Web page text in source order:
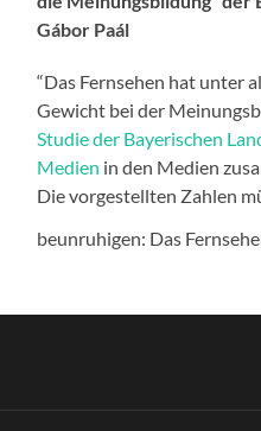
Gábor Paál
“Das Fernsehen hat unter
Gewicht bei der
Studie der Bayerischen
Medien in den Medien
Die vorgestellten Zahlen
beunruhigen: Das